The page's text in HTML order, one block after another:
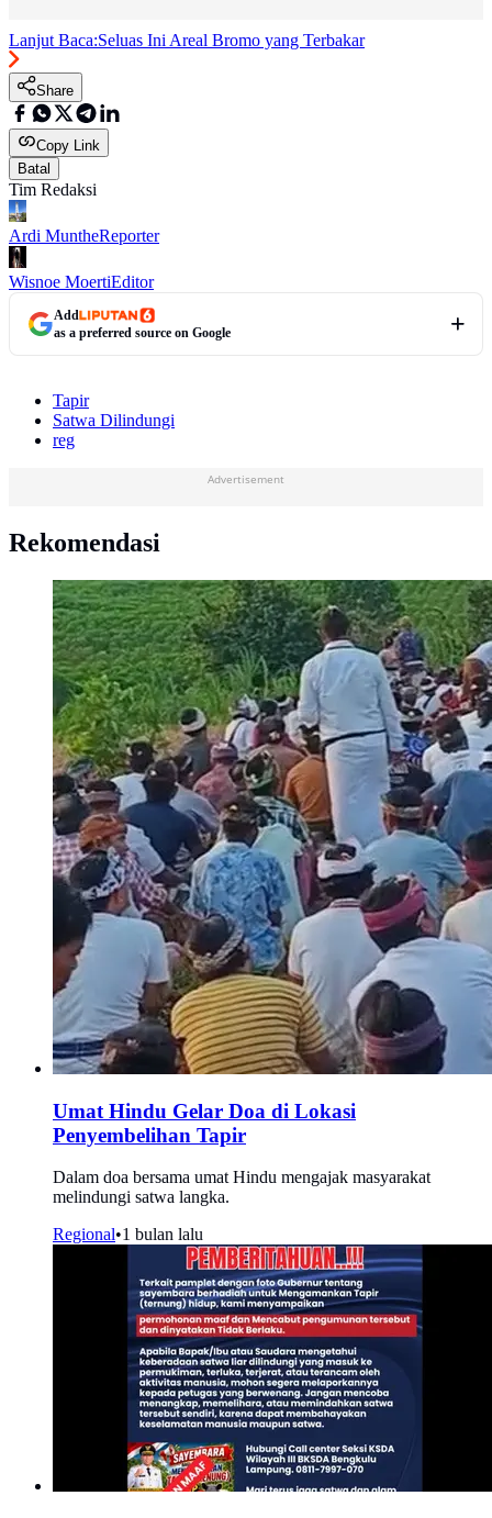
Lanjut Baca:Seluas Ini Areal Bromo yang Terbakar
Share
Copy Link
Batal
Tim Redaksi
Ardi MuntheReporter
Wisnoe MoertiEditor
Add
as a preferred source on Google
Tapir
Satwa Dilindungi
reg
Advertisement
Rekomendasi
Umat Hindu Gelar Doa di Lokasi
Penyembelihan Tapir
Dalam doa bersama umat Hindu mengajak masyarakat
melindungi satwa langka.
Regional•1 bulan lalu